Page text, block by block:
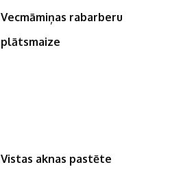
Vecmāmiņas rabarberu
plātsmaize
Vistas aknas pastēte